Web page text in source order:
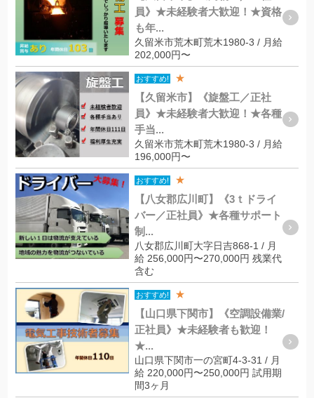
員》★未経験者大歓迎！★資格
も年...
久留米市荒木町荒木1980-3 / 月給
202,000円〜
おすすめ! ★
【久留米市】《旋盤工／正社
員》★未経験者大歓迎！★各種
手当...
久留米市荒木町荒木1980-3 / 月給
196,000円〜
おすすめ! ★
【八女郡広川町】《3ｔドライ
バー／正社員》★各種サポート
制...
八女郡広川町大字日吉868-1 / 月
給 256,000円〜270,000円 残業代
含む
おすすめ! ★
【山口県下関市】《空調設備業/
正社員》★未経験者も歓迎！
★...
山口県下関市一の宮町4-3-31 / 月
給 220,000円〜250,000円 試用期
間3ヶ月